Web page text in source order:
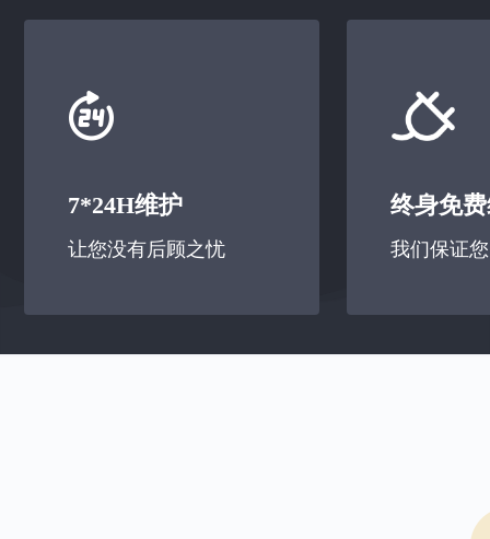
7*24H维护
让您没有后顾之忧
终身免
我们保证